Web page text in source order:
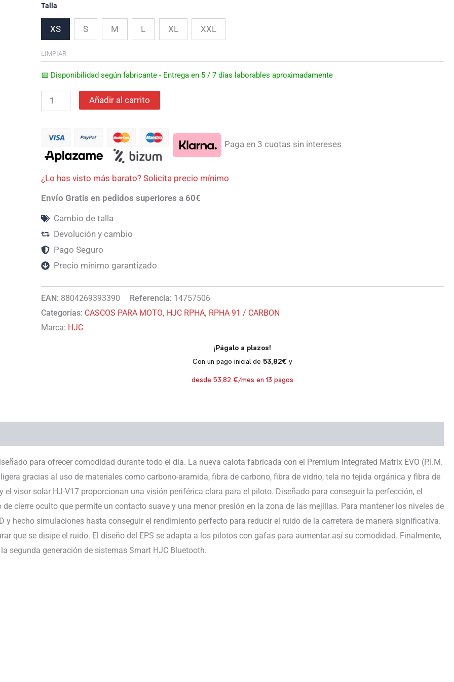
629,90€.409,44€.
Talla
XS S M L XL XXL
LIMPIAR
📅 Disponibilidad según fabricante - Entrega en 5 / 7 días laborables aproximadamente
Añadir al carrito
Paga en 3 cuotas sin intereses
¿Lo has visto más barato? Solicita precio mínimo
Envío Gratis en pedidos superiores a 60€
Cambio de talla
Devolución y cambio
Pago Seguro
Precio mínimo garantizado
EAN: 8804269393390 Referencia: 14757506
Categorías: CASCOS PARA MOTO, HJC RPHA, RPHA 91 / CARBON
Marca: HJC
para ofrecer comodidad durante todo el día. La nueva calota fabricada con el Premium Integrated Matrix EVO (P.I.M.
gracias al uso de materiales como carbono-aramida, fibra de carbono, fibra de vidrio, tela no tejida orgánica y fibra de
visor solar HJ-V17 proporcionan una visión periférica clara para el piloto. Diseñado para conseguir la perfección, el
cierre oculto que permite un contacto suave y una menor presión en la zona de las mejillas. Para mantener los niveles de
y hecho simulaciones hasta conseguir el rendimiento perfecto para reducir el ruido de la carretera de manera significativa.
que se disipe el ruido. El diseño del EPS se adapta a los pilotos con gafas para aumentar así su comodidad. Finalmente,
segunda generación de sistemas Smart HJC Bluetooth.